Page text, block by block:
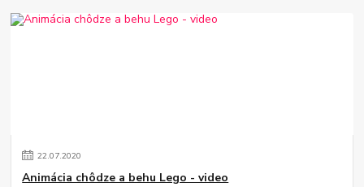
22.07.2020
Animácia chôdze a behu Lego - video